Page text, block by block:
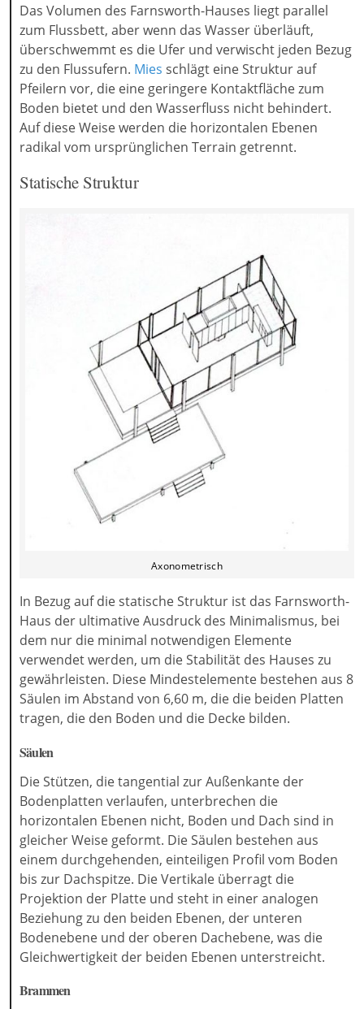
Das Volumen des Farnsworth-Hauses liegt parallel
zum Flussbett, aber wenn das Wasser überläuft,
überschwemmt es die Ufer und verwischt jeden Bezug
zu den Flussufern. Mies schlägt eine Struktur auf
Pfeilern vor, die eine geringere Kontaktfläche zum
Boden bietet und den Wasserfluss nicht behindert.
Auf diese Weise werden die horizontalen Ebenen
radikal vom ursprünglichen Terrain getrennt.
Statische Struktur
Axonometrisch
In Bezug auf die statische Struktur ist das Farnsworth-
Haus der ultimative Ausdruck des Minimalismus, bei
dem nur die minimal notwendigen Elemente
verwendet werden, um die Stabilität des Hauses zu
gewährleisten. Diese Mindestelemente bestehen aus 8
Säulen im Abstand von 6,60 m, die die beiden Platten
tragen, die den Boden und die Decke bilden.
Säulen
Die Stützen, die tangential zur Außenkante der
Bodenplatten verlaufen, unterbrechen die
horizontalen Ebenen nicht, Boden und Dach sind in
gleicher Weise geformt. Die Säulen bestehen aus
einem durchgehenden, einteiligen Profil vom Boden
bis zur Dachspitze. Die Vertikale überragt die
Projektion der Platte und steht in einer analogen
Beziehung zu den beiden Ebenen, der unteren
Bodenebene und der oberen Dachebene, was die
Gleichwertigkeit der beiden Ebenen unterstreicht.
Brammen